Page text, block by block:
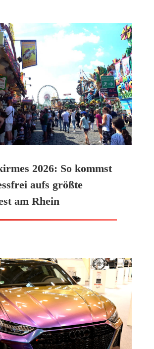
2026: So kommst
aufs größte
am Rhein